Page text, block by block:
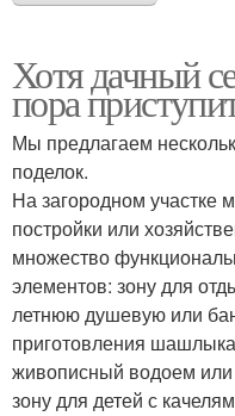
Хотя дачный
пора
Мы предлагаем
поделок.
На загородном участке
постройки или
множество
элементов: зону для
летнюю душевую или
приготовления
живописный водоем
зону для детей с